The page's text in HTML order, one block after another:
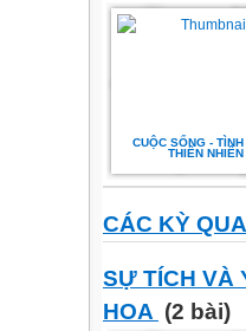
CUỘC SỐNG -
THIÊN NHIÊN
CÁC KỲ
SỰ TÍCH VÀ
HOA (2 bài)